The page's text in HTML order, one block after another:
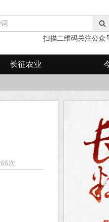
扫描二维码关注公众
长征农业
次